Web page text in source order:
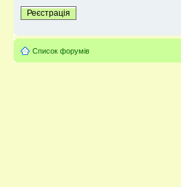
Реєстрація
Список форумів